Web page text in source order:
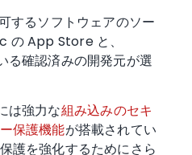
するソフトウェアのソー
の App Store と、
確認済みの開発元が選
は強力な組み込みのセキ
保護機能が搭載されてい
護を強化するためにさら